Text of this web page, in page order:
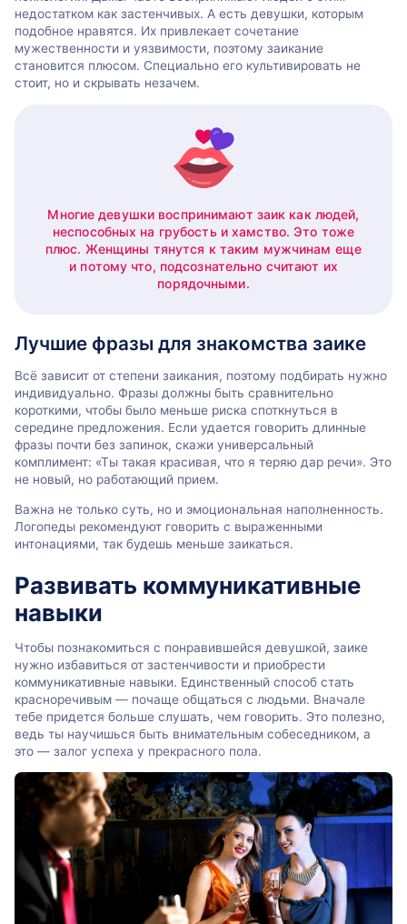
недостатком как застенчивых. А есть девушки, которым
подобное нравятся. Их привлекает сочетание
мужественности и уязвимости, поэтому заикание
становится плюсом. Специально его культивировать не
стоит, но и скрывать незачем.
Многие девушки воспринимают заик как людей,
неспособных на грубость и хамство. Это тоже
плюс. Женщины тянутся к таким мужчинам еще
и потому что, подсознательно считают их
порядочными.
Лучшие фразы для знакомства заике
Всё зависит от степени заикания, поэтому подбирать нужно
индивидуально. Фразы должны быть сравнительно
короткими, чтобы было меньше риска споткнуться в
середине предложения. Если удается говорить длинные
фразы почти без запинок, скажи универсальный
комплимент: «Ты такая красивая, что я теряю дар речи». Это
не новый, но работающий прием.
Важна не только суть, но и эмоциональная наполненность.
Логопеды рекомендуют говорить с выраженными
интонациями, так будешь меньше заикаться.
Развивать коммуникативные
навыки
Чтобы познакомиться с понравившейся девушкой, заике
нужно избавиться от застенчивости и приобрести
коммуникативные навыки. Единственный способ стать
красноречивым — почаще общаться с людьми. Вначале
тебе придется больше слушать, чем говорить. Это полезно,
ведь ты научишься быть внимательным собеседником, а
это — залог успеха у прекрасного пола.